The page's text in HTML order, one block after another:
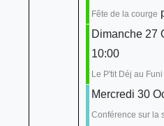
Fête de la courge
Dimanche 27
10:00
Le P'tit Déj au Funi
Mercredi 30
Conférence sur la